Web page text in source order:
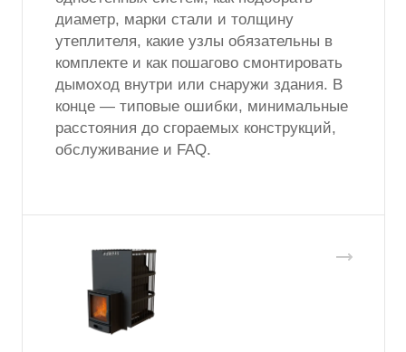
диаметр, марки стали и толщину
утеплителя, какие узлы обязательны в
комплекте и как пошагово смонтировать
дымоход внутри или снаружи здания. В
конце — типовые ошибки, минимальные
расстояния до сгораемых конструкций,
обслуживание и FAQ.